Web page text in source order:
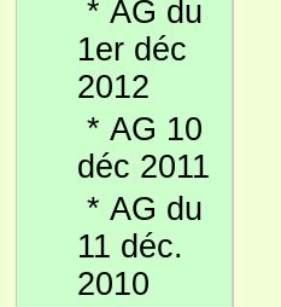
* AG du
1er déc
2012
* AG 10
déc 2011
* AG du
11 déc.
2010